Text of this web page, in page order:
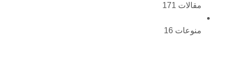
مقالات 171
منوعات 16